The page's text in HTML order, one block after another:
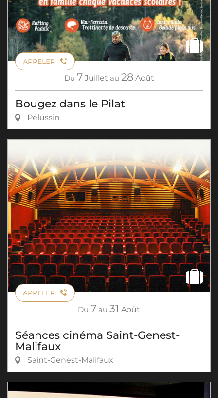
APPELER
Du 7 Juillet au 28 Août
Bougez dans le Pilat
Pélussin
APPELER
Du 7 au 31 Août
Séances cinéma Saint-Genest-
Malifaux
Saint-Genest-Malifaux